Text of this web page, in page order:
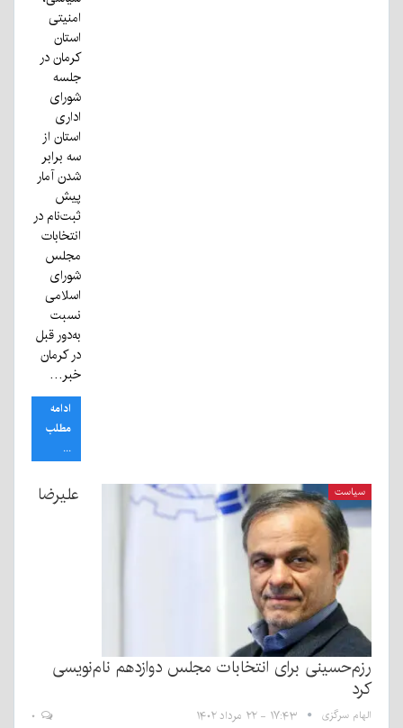
امنیتی
استان
کرمان در
جلسه
شورای
اداری
استان از
سه برابر
شدن آمار
پیش
ثبت‌نام در
انتخابات
مجلس
شورای
اسلامی
نسبت
به‌دور قبل
در کرمان
خبر…
ادامه
مطلب
...
سیاست علیرضا
رزم‌حسینی برای انتخابات مجلس دوازدهم نام‌نویسی
کرد
الهام سرگزی ۱۷:۴۳ - ۲۲ مرداد ۱۴۰۲